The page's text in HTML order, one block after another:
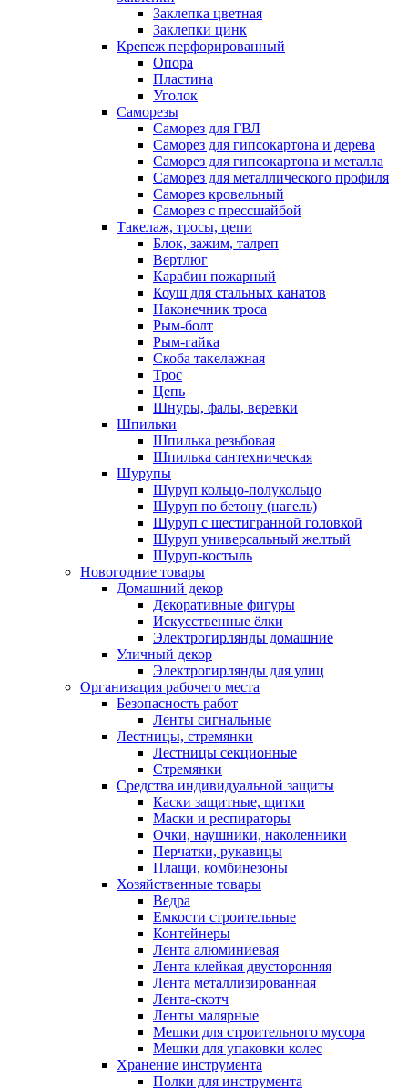
Заклепка цветная
Заклепки цинк
Крепеж перфорированный
Опора
Пластина
Уголок
Саморезы
Саморез для ГВЛ
Саморез для гипсокартона и дерева
Саморез для гипсокартона и металла
Саморез для металлического профиля
Саморез кровельный
Саморез с прессшайбой
Такелаж, тросы, цепи
Блок, зажим, талреп
Вертлюг
Карабин пожарный
Коуш для стальных канатов
Наконечник троса
Рым-болт
Рым-гайка
Скоба такелажная
Трос
Цепь
Шнуры, фалы, веревки
Шпильки
Шпилька резьбовая
Шпилька сантехническая
Шурупы
Шуруп кольцо-полукольцо
Шуруп по бетону (нагель)
Шуруп с шестигранной головкой
Шуруп универсальный желтый
Шуруп-костыль
Новогодние товары
Домашний декор
Декоративные фигуры
Искусственные ёлки
Электрогирлянды домашние
Уличный декор
Электрогирлянды для улиц
Организация рабочего места
Безопасность работ
Ленты сигнальные
Лестницы, стремянки
Лестницы секционные
Стремянки
Средства индивидуальной защиты
Каски защитные, щитки
Маски и респираторы
Очки, наушники, наколенники
Перчатки, рукавицы
Плащи, комбинезоны
Хозяйственные товары
Ведра
Емкости строительные
Контейнеры
Лента алюминиевая
Лента клейкая двусторонняя
Лента металлизированная
Лента-скотч
Ленты малярные
Мешки для строительного мусора
Мешки для упаковки колес
Хранение инструмента
Полки для инструмента